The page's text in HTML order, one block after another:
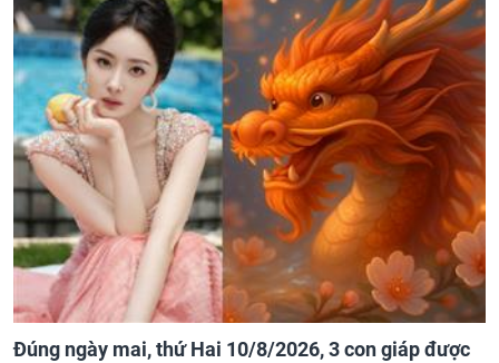
Đúng ngày mai, thứ Hai 10/8/2026, 3 con giáp được